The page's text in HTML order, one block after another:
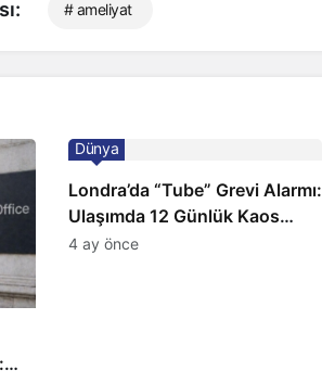
# ameliyat
Londra’da “Tube” Grevi Alarmı:
Ulaşımda 12 Günlük Kaos
Kapıda
Dünya
4 ay önce